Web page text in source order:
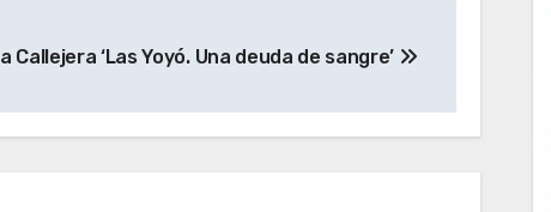
Callejera ‘Las Yoyó. Una deuda de sangre’